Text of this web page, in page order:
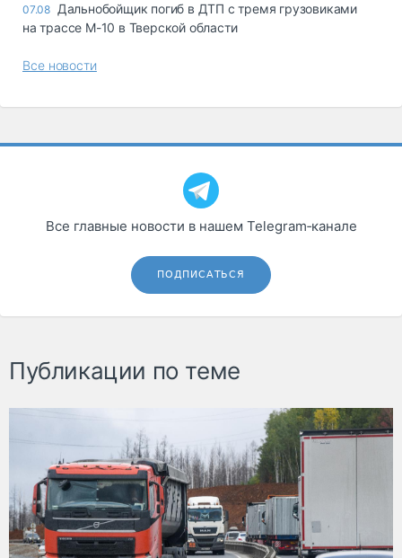
07.08 Дальнобойщик погиб в ДТП с тремя грузовиками
на трассе М-10 в Тверской области
Все новости
Все главные новости в нашем Telegram‑канале
ПОДПИСАТЬСЯ
Публикации по теме